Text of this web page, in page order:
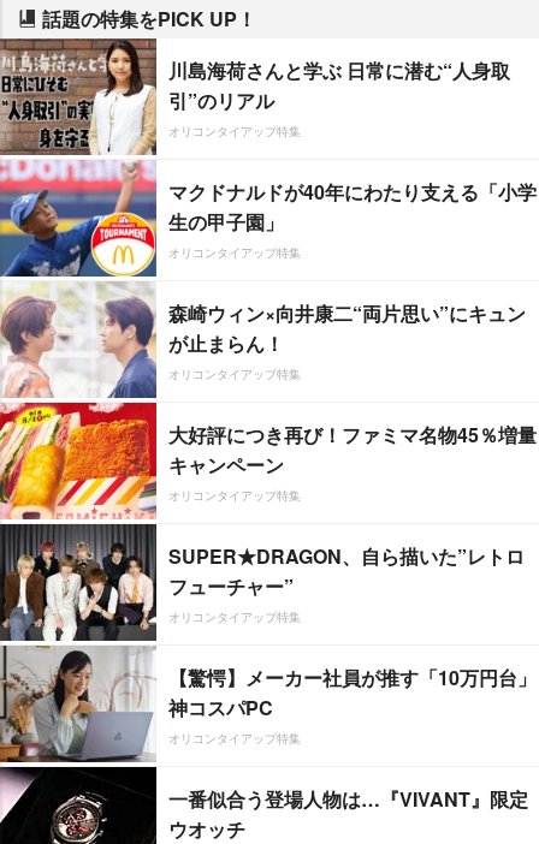
話題の特集をPICK UP！
川島海荷さんと学ぶ 日常に潜む“人身取
引”のリアル
オリコンタイアップ特集
マクドナルドが40年にわたり支える「小学
生の甲子園」
オリコンタイアップ特集
森崎ウィン×向井康二“両片思い”にキュン
が止まらん！
オリコンタイアップ特集
大好評につき再び！ファミマ名物45％増量
キャンペーン
オリコンタイアップ特集
SUPER★DRAGON、自ら描いた”レトロ
フューチャー”
オリコンタイアップ特集
【驚愕】メーカー社員が推す「10万円台」
神コスパPC
オリコンタイアップ特集
一番似合う登場人物は…『VIVANT』限定
ウオッチ